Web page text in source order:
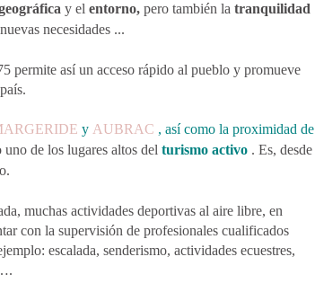
y el entorno, pero también la tranquilidad
necesidades ...
permite así un acceso rápido al pueblo y promueve
y AUBRAC , así como la proximidad de
de los lugares altos del turismo activo . Es, desde
muchas actividades deportivas al aire libre, en
con la supervisión de profesionales cualificados
escalada, senderismo, actividades ecuestres,